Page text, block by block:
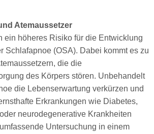
Atemaussetzer
ein höheres Risiko für die Entwicklung
Schlafapnoe (OSA). Dabei kommt es zu
die die
des Körpers stören. Unbehandelt
die Lebenserwartung verkürzen und
Erkrankungen wie Diabetes,
neurodegenerative Krankheiten
Untersuchung in einem